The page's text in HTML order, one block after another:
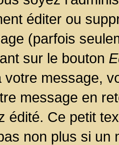
éditer ou
(parfois
sur le bouton
votre message,
message en
édité. Ce petit
non plus si un